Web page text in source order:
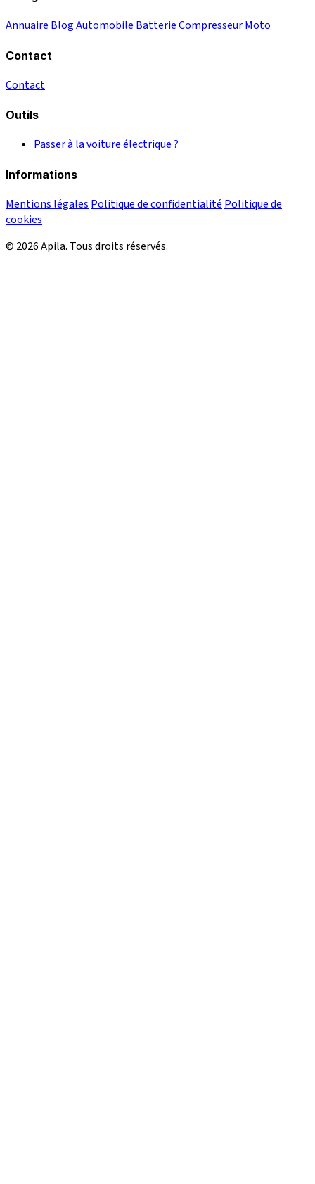
Annuaire BlogAutomobile BatterieCompresseurMoto
Contact
Contact
Outils
Passer à la voiture électrique ?
Informations
Mentions légales Politique de confidentialité Politique de
cookies
© 2026 Apila. Tous droits réservés.